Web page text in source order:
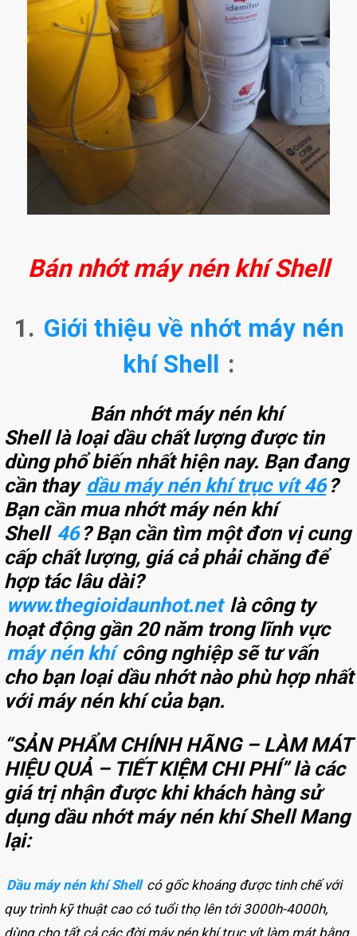
Bán nhớt máy nén khí Shell
1. Giới thiệu về nhớt máy nén
khí Shell :
Bán nhớt máy nén khí
Shell là loại dầu chất lượng được tin
dùng phổ biến nhất hiện nay. Bạn đang
cần thay dầu máy nén khí trục vít 46 ?
Bạn cần mua nhớt máy nén khí
Shell 46 ? Bạn cần tìm một đơn vị cung
cấp chất lượng, giá cả phải chăng để
hợp tác lâu dài?
www.thegioidaunhot.net là công ty
hoạt động gần 20 năm trong lĩnh vực
máy nén khícông nghiệp sẽ tư vấn
cho bạn loại dầu nhớt nào phù hợp nhất
với máy nén khí của bạn.
“SẢN PHẨM CHÍNH HÃNG – LÀM MÁT
HIỆU QUẢ – TIẾT KIỆM CHI PHÍ”là các
giá trị nhận được khi khách hàng sử
dụng dầu nhớt máy nén khí Shell Mang
lại:
Dầu máy nén khí Shell có gốc khoáng được tinh chế với
quy trình kỹ thuật cao có tuổi thọ lên tới 3000h-4000h,